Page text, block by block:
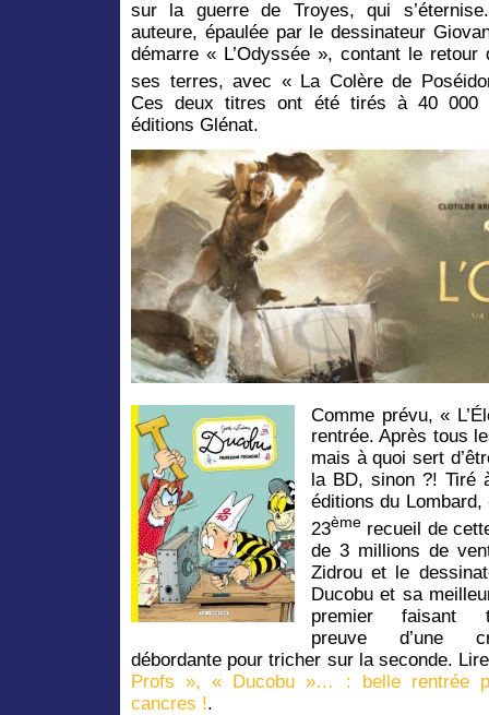
sur la guerre de Troyes, qui
auteure, épaulée par le dessinateur
démarre « L’Odyssée », contant le retour
ses terres, avec « La Colère de
Ces deux titres ont été tirés à 40 000
éditions Glénat.
Comme prévu, «
rentrée. Après tous
mais à quoi sert
la BD, sinon ?! Tiré
éditions du
23ème recueil de
de 3 millions de
Zidrou et le
Ducobu et sa
premier faisant
preuve d’une
débordante pour tricher sur la seconde.
Profs », « Ducobu »… : belle rentrée
cancres !.